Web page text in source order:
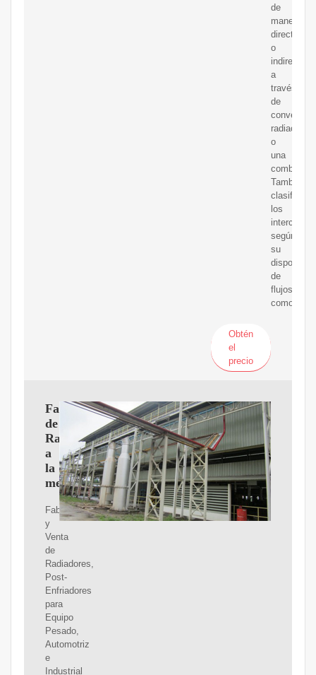
de
manera
directa
o
indirecta
a
través
de
radiación
o
una
También
clasifica
los
según
su
disposición
de
flujos,
como
Obtén
el
precio
Fabricacion
de
Radiadores
a
la
medida
Fabricacion
y
Venta
de
Radiadores,
Post-
Enfriadores
para
Equipo
Pesado,
Automotriz
e
Industrial